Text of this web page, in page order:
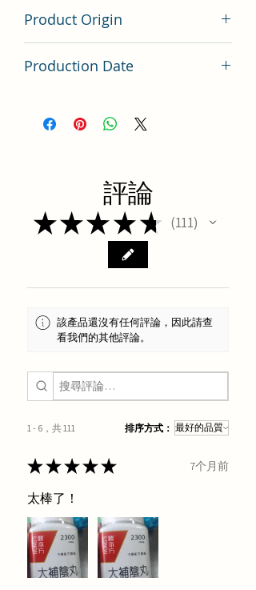
Product Origin
Production Date
評論
★★★★★ 111
111
該產品還沒有任何評論，因此請查
看我們的其他評論。
1 - 6，共 111 排序方式：
★★★★★ 7个月前
太棒了！